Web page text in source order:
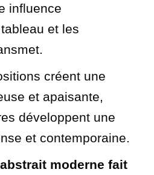
influence
et les
créent une
et apaisante,
développent une
et contemporaine.
abstrait moderne fait